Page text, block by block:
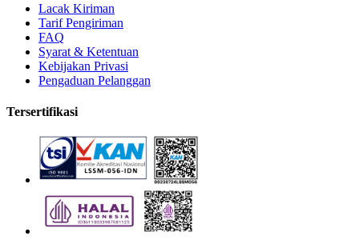
Lacak Kiriman
Tarif Pengiriman
FAQ
Syarat & Ketentuan
Kebijakan Privasi
Pengaduan Pelanggan
Tersertifikasi